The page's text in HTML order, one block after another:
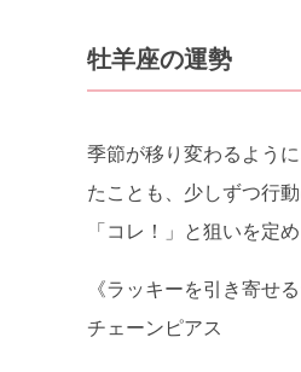
牡羊座の運勢
季節が移り変わるよう
たことも、少しずつ行
「コレ！」と狙いを定
《ラッキーを引き寄せ
チェーンピアス